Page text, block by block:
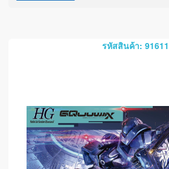
รหัสสินค้า: 91611